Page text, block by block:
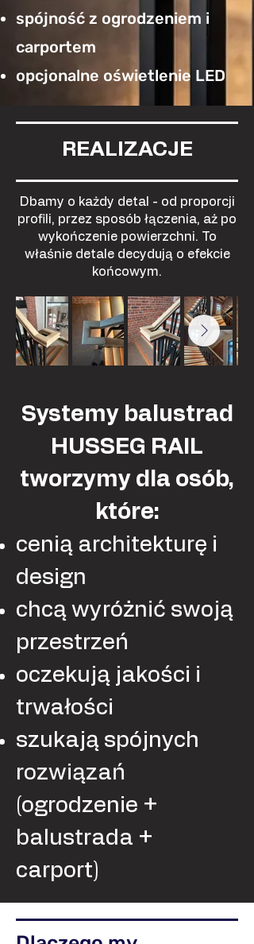
spójność z ogrodzeniem i
carportem
opcjonalne oświetlenie LED
REALIZACJE
Dbamy o każdy detal - od proporcji
profili, przez sposób łączenia, aż po
wykończenie powierzchni. To
właśnie detale decydują o efekcie
końcowym.
Systemy balustrad
HUSSEG RAIL
tworzymy dla osób,
które:
cenią architekturę i
design
chcą wyróżnić swoją
przestrzeń
oczekują jakości i
trwałości
szukają spójnych
rozwiązań
(ogrodzenie +
balustrada +
carport)